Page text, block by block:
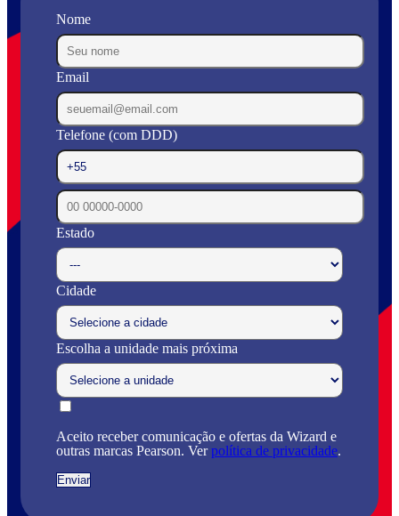
Nome
Email
Telefone (com DDD)
Estado
Cidade
Escolha a unidade mais próxima
Aceito receber comunicação e ofertas da Wizard e
outras marcas Pearson. Verpolítica de privacidade.